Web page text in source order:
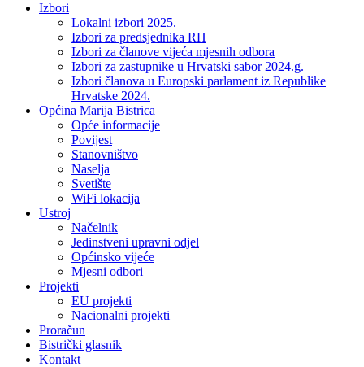
Izbori
Lokalni izbori 2025.
Izbori za predsjednika RH
Izbori za članove vijeća mjesnih odbora
Izbori za zastupnike u Hrvatski sabor 2024.g.
Izbori članova u Europski parlament iz Republike
Hrvatske 2024.
Općina Marija Bistrica
Opće informacije
Povijest
Stanovništvo
Naselja
Svetište
WiFi lokacija
Ustroj
Načelnik
Jedinstveni upravni odjel
Općinsko vijeće
Mjesni odbori
Projekti
EU projekti
Nacionalni projekti
Proračun
Bistrički glasnik
Kontakt